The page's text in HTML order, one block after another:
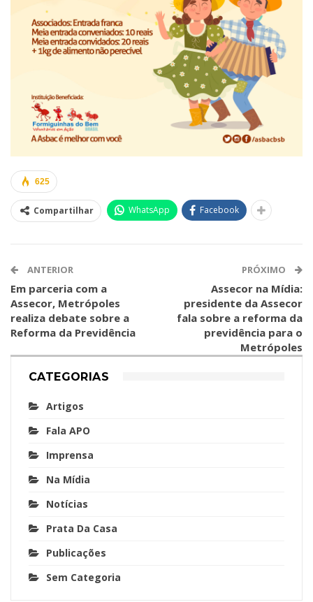
625
Compartilhar WhatsApp Facebook
ANTERIOR
Em parceria com a
Assecor, Metrópoles
realiza debate sobre a
Reforma da Previdência
PRÓXIMO
Assecor na Mídia:
presidente da Assecor
fala sobre a reforma da
previdência para o
Metrópoles
CATEGORIAS
Artigos
Fala APO
Imprensa
Na Mídia
Notícias
Prata Da Casa
Publicações
Sem Categoria